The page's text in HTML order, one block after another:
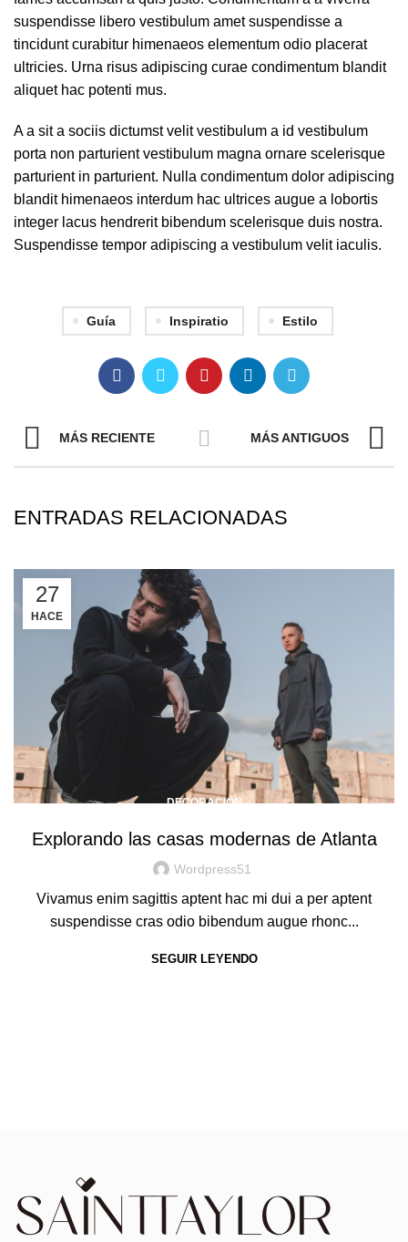
suspendisse libero vestibulum amet suspendisse a
tincidunt curabitur himenaeos elementum odio placerat
ultricies. Urna risus adipiscing curae condimentum blandit
aliquet hac potenti mus.
A a sit a sociis dictumst velit vestibulum a id vestibulum
porta non parturient vestibulum magna ornare scelerisque
parturient in parturient. Nulla condimentum dolor adipiscing
blandit himenaeos interdum hac ultrices augue a lobortis
integer lacus hendrerit bibendum scelerisque duis nostra.
Suspendisse tempor adipiscing a vestibulum velit iaculis.
Guía Inspiratio Estilo
MÁS RECIENTE MÁS ANTIGUOS
ENTRADAS RELACIONADAS
27
HACE
DECORACIÓN
Explorando las casas modernas de Atlanta
Wordpress51
Vivamus enim sagittis aptent hac mi dui a per aptent
suspendisse cras odio bibendum augue rhonc...
SEGUIR LEYENDO